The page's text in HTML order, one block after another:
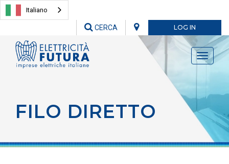
Italiano
LOG IN
CERCA
Toggle
FILO DIRETTO